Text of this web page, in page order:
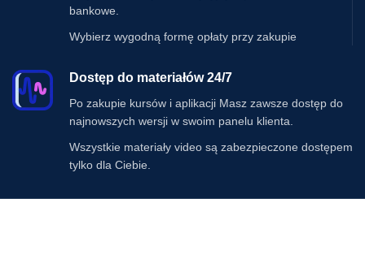
bankowe.
Wybierz wygodną formę opłaty przy zakupie
Dostęp do materiałów 24/7
Po zakupie kursów i aplikacji Masz zawsze dostęp do
najnowszych wersji w swoim panelu klienta.
Wszystkie materiały video są zabezpieczone dostępem
tylko dla Ciebie.